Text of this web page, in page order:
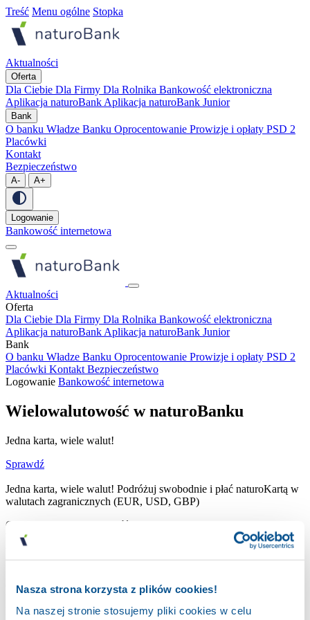
Nasza strona korzysta z plików cookies!
Na naszej stronie stosujemy pliki cookies w celu
Treść Menu ogólne Stopka
Aktualności
Oferta
Dla Ciebie Dla Firmy Dla Rolnika Bankowość elektroniczna
Aplikacja naturoBank Aplikacja naturoBank Junior
Bank
O banku Władze Banku Oprocentowanie Prowizje i opłaty PSD 2
Placówki
Kontakt
Bezpieczeństwo
A- A+
Logowanie
Bankowość internetowa
Aktualności
Oferta
Dla Ciebie Dla Firmy Dla Rolnika Bankowość elektroniczna
Aplikacja naturoBank Aplikacja naturoBank Junior
Bank
O banku Władze Banku Oprocentowanie Prowizje i opłaty PSD 2
Placówki Kontakt Bezpieczeństwo
Logowanie Bankowość internetowa
Wielowalutowość w naturoBanku
Jedna karta, wiele walut!
Sprawdź
Jedna karta, wiele walut! Podróżuj swobodnie i płać naturoKartą w
walutach zagranicznych (EUR, USD, GBP)
Czym jest wielowalutowość?
Wielowalutowość to opcja połączenia Twojej
karty debetowej
wydanej do
w PLN z Twoimi kontami walutowymi w EUR,
USD oraz GBP.
Co zrobić aby mieć tę opcję dla swojej karty naturoBank?
Wystarczy przyjść do jednego z naszych
kartę do rachunku walutowego.